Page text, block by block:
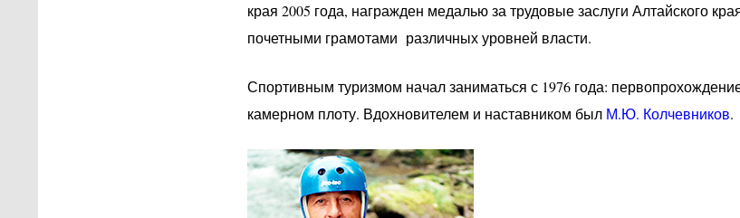
края 2005 года, награжден медалью за трудовые заслуги Алтайского
почетными грамотами различных уровней власти.
Спортивным туризмом начал заниматься с 1976 года:
камерном плоту. Вдохновителем и наставником был М.Ю. Колчевников.